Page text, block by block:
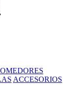
ACCESORIOS